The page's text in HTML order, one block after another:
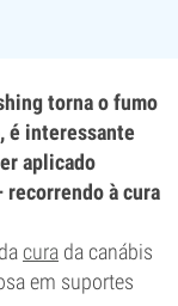
torna o fumo
é interessante
aplicado
à cura
cura da canábis
em suportes